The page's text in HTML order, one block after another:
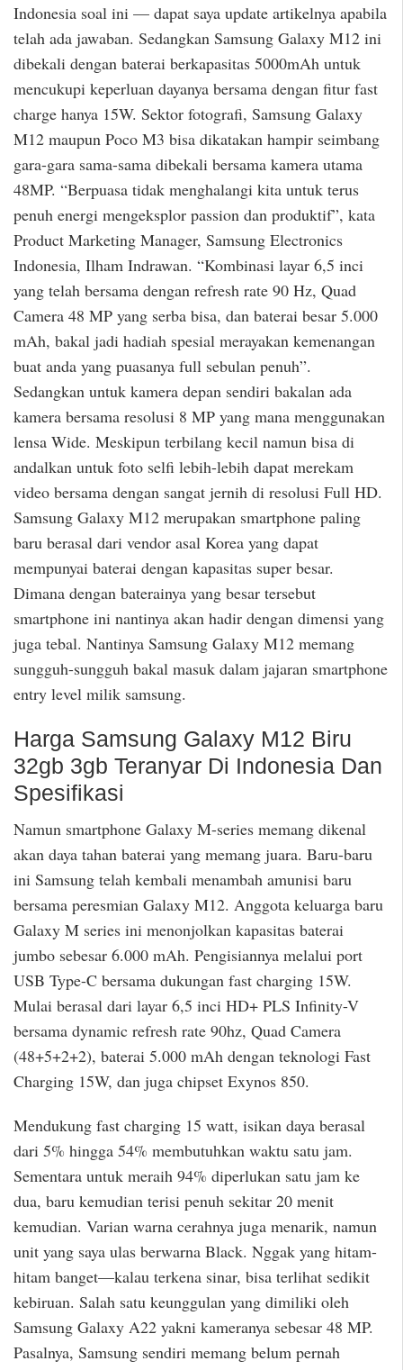
Indonesia soal ini — dapat saya update artikelnya apabila
telah ada jawaban. Sedangkan Samsung Galaxy M12 ini
dibekali dengan baterai berkapasitas 5000mAh untuk
mencukupi keperluan dayanya bersama dengan fitur fast
charge hanya 15W. Sektor fotografi, Samsung Galaxy
M12 maupun Poco M3 bisa dikatakan hampir seimbang
gara-gara sama-sama dibekali bersama kamera utama
48MP. “Berpuasa tidak menghalangi kita untuk terus
penuh energi mengeksplor passion dan produktif”, kata
Product Marketing Manager, Samsung Electronics
Indonesia, Ilham Indrawan. “Kombinasi layar 6,5 inci
yang telah bersama dengan refresh rate 90 Hz, Quad
Camera 48 MP yang serba bisa, dan baterai besar 5.000
mAh, bakal jadi hadiah spesial merayakan kemenangan
buat anda yang puasanya full sebulan penuh”.
Sedangkan untuk kamera depan sendiri bakalan ada
kamera bersama resolusi 8 MP yang mana menggunakan
lensa Wide. Meskipun terbilang kecil namun bisa di
andalkan untuk foto selfi lebih-lebih dapat merekam
video bersama dengan sangat jernih di resolusi Full HD.
Samsung Galaxy M12 merupakan smartphone paling
baru berasal dari vendor asal Korea yang dapat
mempunyai baterai dengan kapasitas super besar.
Dimana dengan baterainya yang besar tersebut
smartphone ini nantinya akan hadir dengan dimensi yang
juga tebal. Nantinya Samsung Galaxy M12 memang
sungguh-sungguh bakal masuk dalam jajaran smartphone
entry level milik samsung.
Harga Samsung Galaxy M12 Biru
32gb 3gb Teranyar Di Indonesia Dan
Spesifikasi
Namun smartphone Galaxy M-series memang dikenal
akan daya tahan baterai yang memang juara. Baru-baru
ini Samsung telah kembali menambah amunisi baru
bersama peresmian Galaxy M12. Anggota keluarga baru
Galaxy M series ini menonjolkan kapasitas baterai
jumbo sebesar 6.000 mAh. Pengisiannya melalui port
USB Type-C bersama dukungan fast charging 15W.
Mulai berasal dari layar 6,5 inci HD+ PLS Infinity-V
bersama dynamic refresh rate 90hz, Quad Camera
(48+5+2+2), baterai 5.000 mAh dengan teknologi Fast
Charging 15W, dan juga chipset Exynos 850.
Mendukung fast charging 15 watt, isikan daya berasal
dari 5% hingga 54% membutuhkan waktu satu jam.
Sementara untuk meraih 94% diperlukan satu jam ke
dua, baru kemudian terisi penuh sekitar 20 menit
kemudian. Varian warna cerahnya juga menarik, namun
unit yang saya ulas berwarna Black. Nggak yang hitam-
hitam banget—kalau terkena sinar, bisa terlihat sedikit
kebiruan. Salah satu keunggulan yang dimiliki oleh
Samsung Galaxy A22 yakni kameranya sebesar 48 MP.
Pasalnya, Samsung sendiri memang belum pernah